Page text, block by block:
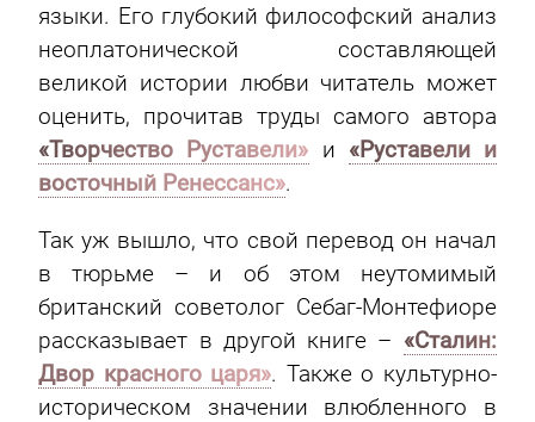
языки. Его глубокий философский анализ
неоплатонической составляющей
великой истории любви читатель может
оценить, прочитав труды самого автора
«Творчество Руставели» и «Руставели и
восточный Ренессанс».
Так уж вышло, что свой перевод он начал
в тюрьме – и об этом неутомимый
британский советолог Себаг-Монтефиоре
рассказывает в другой книге – «Сталин:
Двор красного царя». Также о культурно-
историческом значении влюбленного в